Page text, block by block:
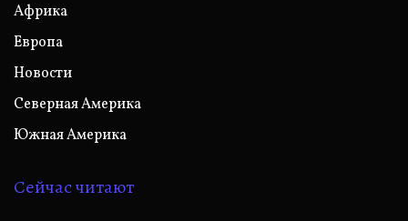
Африка
Европа
Новости
Северная Америка
Южная Америка
Сейчас читают